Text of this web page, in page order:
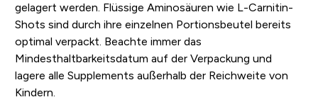
gelagert werden. Flüssige Aminosäuren wie L-Carnitin-
Shots sind durch ihre einzelnen Portionsbeutel bereits
optimal verpackt. Beachte immer das
Mindesthaltbarkeitsdatum auf der Verpackung und
lagere alle Supplements außerhalb der Reichweite von
Kindern.